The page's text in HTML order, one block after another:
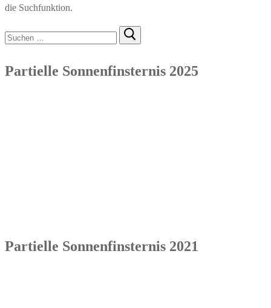
die Suchfunktion.
Suchen
Partielle Sonnenfinsternis 2025
Partielle Sonnenfinsternis 2021